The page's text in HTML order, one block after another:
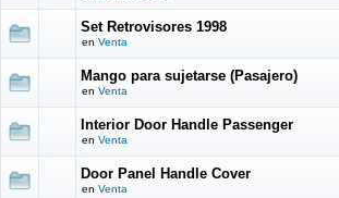
Set Retrovisores 1998
en Venta
Mango para sujetarse (Pasajero)
en Venta
Interior Door Handle Passenger
en Venta
Door Panel Handle Cover
en Venta